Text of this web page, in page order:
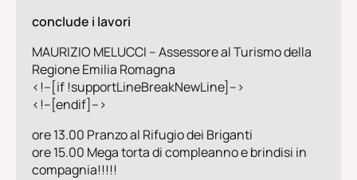
conclude i lavori
MAURIZIO MELUCCI – Assessore al Turismo della
Regione Emilia Romagna
<!–[if !supportLineBreakNewLine]–>
<!–[endif]–>
ore 13.00 Pranzo al Rifugio dei Briganti
ore 15.00 Mega torta di compleanno e brindisi in
compagnia!!!!!